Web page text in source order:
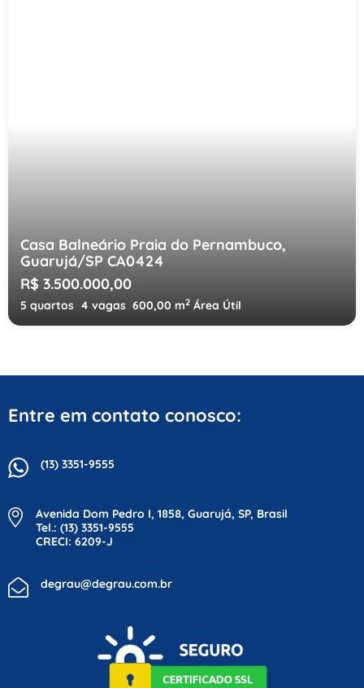
Casa Balneário Praia do Pernambuco,
Guarujá/SP CA0424
R$ 3.500.000,00
5 quartos 4 vagas 600,00 m2 Área Útil
Entre em contato conosco:
(13) 3351-9555
Avenida Dom Pedro I, 1858, Guarujá, SP, Brasil
Tel.: (13) 3351-9555
CRECI: 6209-J
degrau@degrau.com.br